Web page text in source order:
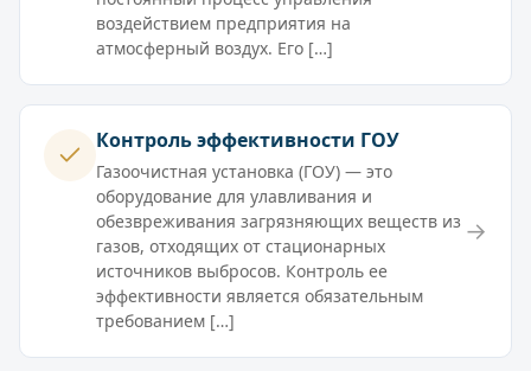
воздействием предприятия на
атмосферный воздух. Его […]
Контроль эффективности ГОУ
Газоочистная установка (ГОУ) — это
оборудование для улавливания и
обезвреживания загрязняющих веществ из
газов, отходящих от стационарных
источников выбросов. Контроль ее
эффективности является обязательным
требованием […]
→